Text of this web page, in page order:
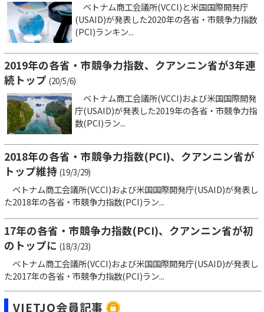
ベトナム商工会議所(VCCI)と米国国際開発庁
(USAID)が発表した2020年の各省・市競争力指数
(PCI)ランキン...
2019年の各省・市競争力指数、クアンニン省が3年連
続トップ (20/5/6)
ベトナム商工会議所(VCCI)および米国国際開発
庁(USAID)が発表した2019年の各省・市競争力指
数(PCI)ラン...
2018年の各省・市競争力指数(PCI)、クアンニン省が
トップ維持 (19/3/29)
ベトナム商工会議所(VCCI)および米国国際開発庁(USAID)が発表し
た2018年の各省・市競争力指数(PCI)ラン...
17年の各省・市競争力指数(PCI)、クアンニン省が初
のトップに (18/3/23)
ベトナム商工会議所(VCCI)および米国国際開発庁(USAID)が発表し
た2017年の各省・市競争力指数(PCI)ラン...
VIETJO会員記事